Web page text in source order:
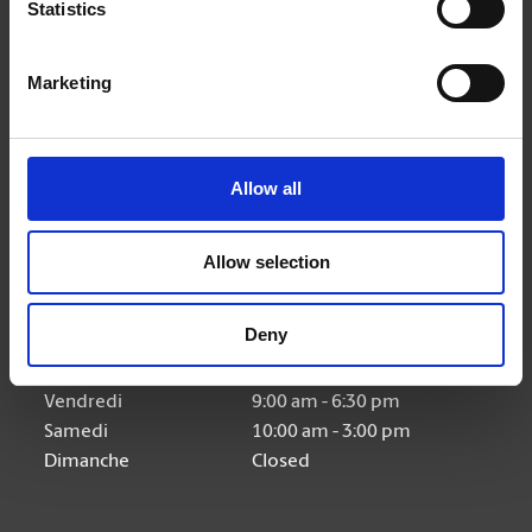
Statistics
Marketing
Allow all
Allow selection
Deny
Heures d'ouverture
9:00 am - 6:30 pm
Jeudi
9:00 am - 6:30 pm
Vendredi
9:00 am - 6:30 pm
Samedi
10:00 am - 3:00 pm
Dimanche
Closed